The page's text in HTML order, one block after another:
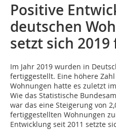
Positive
deutschen
setzt sich
Im Jahr 2019 wurden in
fertiggestellt. Eine höhere
Wohnungen hatte es zuletzt
Wie das Statistische
war das eine Steigerung von
fertiggestellten Wohnungen
Entwicklung seit 2011 setzte